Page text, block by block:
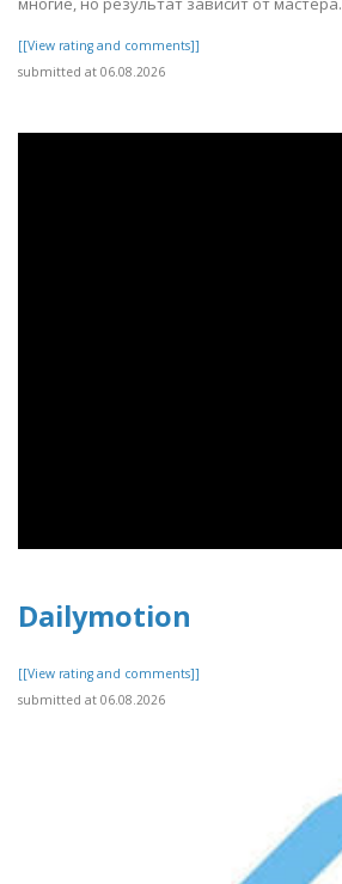
[[View rating and comments]]
submitted at 06.08.2026
Dailymotion
[[View rating and comments]]
submitted at 06.08.2026